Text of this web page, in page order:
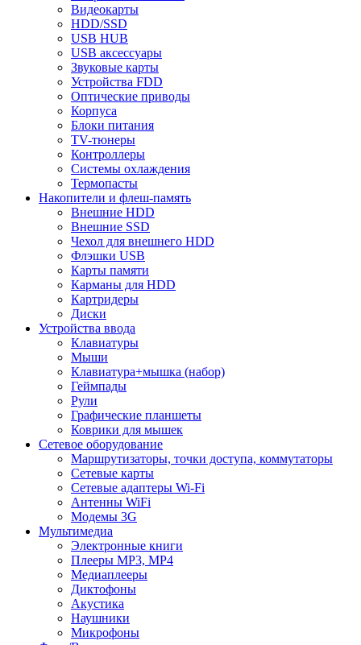
Видеокарты
HDD/SSD
USB HUB
USB аксессуары
Звуковые карты
Устройства FDD
Оптические приводы
Корпуса
Блоки питания
TV-тюнеры
Контроллеры
Системы охлаждения
Термопасты
Накопители и флеш-память
Внешние HDD
Внешние SSD
Чехол для внешнего HDD
Флэшки USB
Карты памяти
Карманы для HDD
Картридеры
Диски
Устройства ввода
Клавиатуры
Мыши
Клавиатура+мышка (набор)
Геймпады
Рули
Графические планшеты
Коврики для мышек
Сетевое оборудование
Маршрутизаторы, точки доступа, коммутаторы
Сетевые карты
Сетевые адаптеры Wi-Fi
Антенны WiFi
Модемы 3G
Мультимедиа
Электронные книги
Плееры MP3, MP4
Медиаплееры
Диктофоны
Акустика
Наушники
Микрофоны